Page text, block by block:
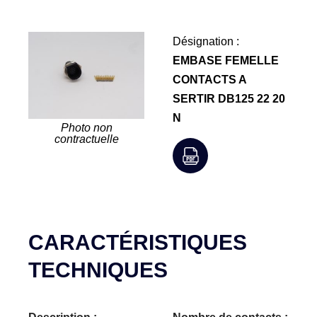
Photo non
contractuelle
Désignation :
EMBASE FEMELLE
CONTACTS A
SERTIR DB125 22 20
N
CARACTÉRISTIQUES
TECHNIQUES